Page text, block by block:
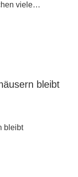
viele…
bleibt
bleibt